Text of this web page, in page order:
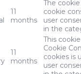
11
months
The
cookie
user
in the
11
months
This
Cookie
cookies is
user